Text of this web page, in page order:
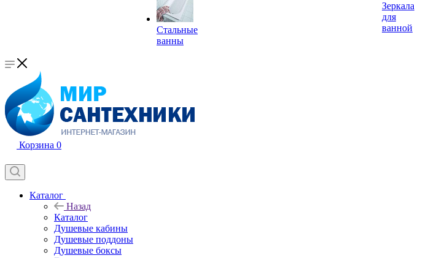
Стальные
ванны
Зеркала
для
ванной
Корзина 0
Каталог
Назад
Каталог
Душевые кабины
Душевые поддоны
Душевые боксы